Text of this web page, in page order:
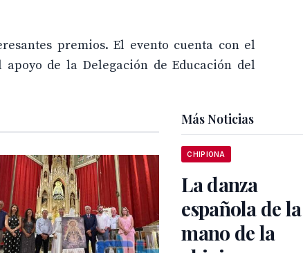
premios. El evento cuenta con el
de la Delegación de Educación del
Más Noticias
CHIPIONA
La danza
española de la
mano de la